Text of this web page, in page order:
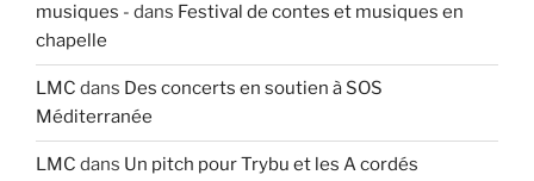
musiques - dans Festival de contes et musiques en
chapelle
LMC dans Des concerts en soutien à SOS
Méditerranée
LMC dans Un pitch pour Trybu et les A cordés